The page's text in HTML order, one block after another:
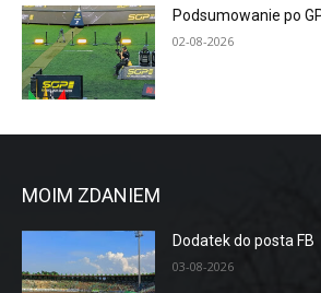
Podsumowanie po
02-08-2026
MOIM ZDANIEM
Dodatek do posta FB
03-08-2026